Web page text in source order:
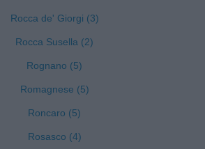
Rocca de' Giorgi (3)
Rocca Susella (2)
Rognano (5)
Romagnese (5)
Roncaro (5)
Rosasco (4)